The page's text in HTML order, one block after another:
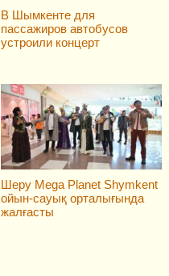
В Шымкенте для
пассажиров автобусов
устроили концерт
Шеру Mega Planet Shymkent
ойын-сауық орталығында
жалғасты